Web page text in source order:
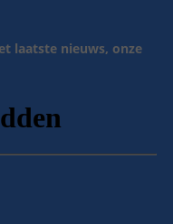
laatste nieuws, onze